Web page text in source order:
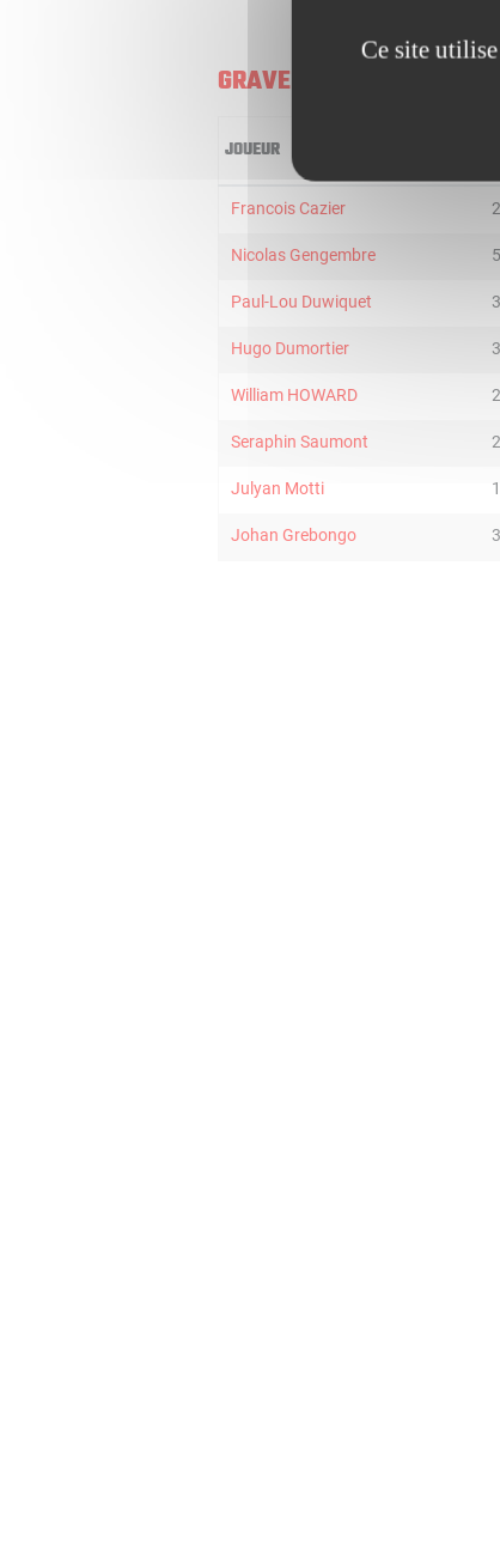
GRAVELINES U21
JOUEUR
Francois Cazier
Nicolas Gengembre 5
Paul-Lou Duwiquet
Hugo Dumortier
William HOWARD
Seraphin Saumont
Julyan Motti
Johan Grebongo
Ce site